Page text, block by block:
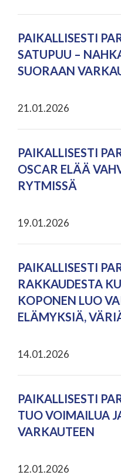
PAIKALLISESTI
SATUPUU –
SUORAAN
21.01.2026
PAIKALLISESTI
OSCAR ELÄÄ
RYTMISSÄ
19.01.2026
PAIKALLISESTI
RAKKAUDESTA
KOPONEN LUO
ELÄMYKSIÄ,
14.01.2026
PAIKALLISESTI
TUO VOIMAILUA
VARKAUTEEN
12.01.2026